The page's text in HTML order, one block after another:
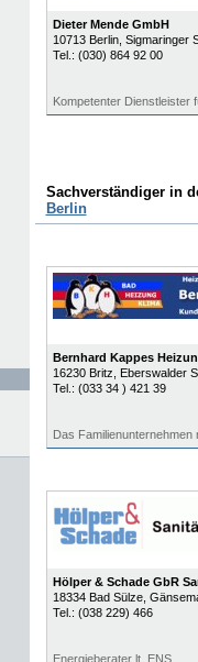
Dieter Mende GmbH
10713 Berlin, Sigmaringer
Tel.: (030) 864 92 00
Kompetenter Dienstleister
Sachverständiger in
Berlin
Bernhard Kappes
16230 Britz , Eberswalder
Tel.: (033 34 ) 421 39
Das Familienunternehmen
Hölper & Schade GbR
18334 Bad Sülze,
Tel.: (038 229) 466
Energieberater lt. ENS